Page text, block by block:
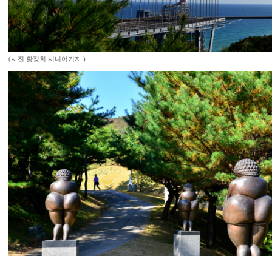
(사진 황정희 시니어기자 )